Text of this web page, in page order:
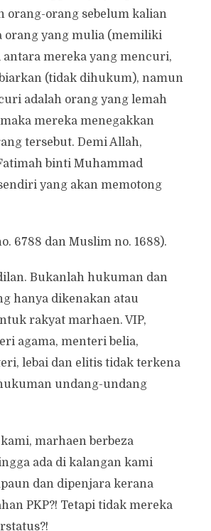
orang-orang sebelum kalian
orang yang mulia (memiliki
mereka yang mencuri,
(tidak dihukum), namun
adalah orang yang lemah
mereka menegakkan
tersebut. Demi Allah,
binti Muhammad
yang akan memotong
6788 dan Muslim no. 1688).
Bukanlah hukuman dan
hanya dikenakan atau
rakyat marhaen. VIP,
agama, menteri belia,
lebai dan elitis tidak terkena
undang-undang
marhaen berbeza
ada di kalangan kami
dan dipenjara kerana
PKP?! Tetapi tidak mereka